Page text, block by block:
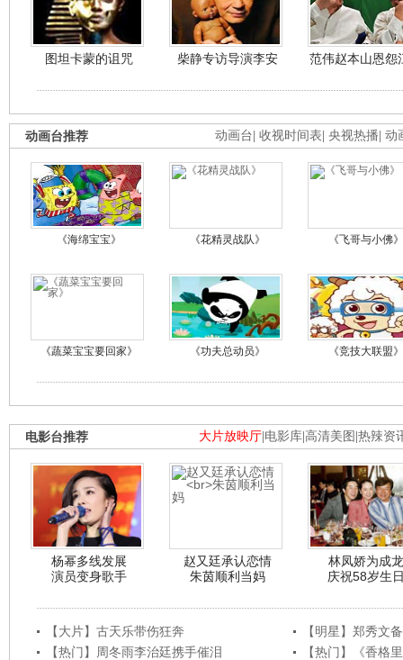
图坦卡蒙的诅咒 柴静专访导演李安 范伟赵本山恩怨
动画台 收视时间表 央视热播 动
动画台推荐
《海绵宝宝》 《花精灵战队》 《飞哥与小佛》
《蔬菜宝宝要回家》 《功夫总动员》 《竞技大联盟》
大片放映厅 电影库 高清美图 热辣资
电影台推荐
杨幂多线发展
演员变身歌手
赵又廷承认恋情
朱茵顺利当妈
林凤娇为成龙
庆祝58岁生
【大片】古天乐带伤狂奔
【明星】郑秀文
【热门】周冬雨李治廷携手催泪
【热门】《香格